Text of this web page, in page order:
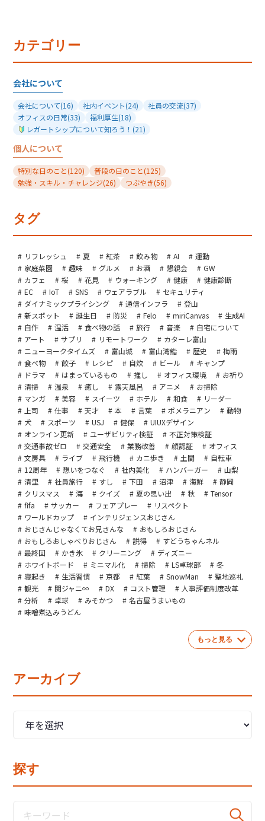
カテゴリー
会社について
会社について(16) 社内イベント(24) 社員の交流(37)
オフィスの日常(33) 福利厚生(18)
レガートシップについて知ろう！ (21)
個人について
特別な日のこと(120) 普段の日のこと(125)
勉強・スキル・チャレンジ(26) つぶやき(56)
タグ
リフレッシュ 夏 紅茶 飲み物 AI
運動
家庭菜園
趣味 グルメ お酒 懇親会
GW
カフェ
桜 花見 ウォーキング 健康
健康診断
EC
IoT SNS ウェアラブル
セキュリティ
ダイナミックプライシング
通信インフラ
登山
新スポット
誕生日 防災 Felo miriCanvas
生成AI
自作
温活 食べ物の話 旅行 音楽
自宅について
アート
サプリ リモートワーク
カターレ富山
ニューヨークタイムズ
富山城 富山湾鮨 歴史
梅雨
食べ物
餃子 レシピ 自炊 ビール
キャンプ
ドラマ
はまっているもの 推し オフィス環境
お祈り
清掃
温泉 癒し 露天風呂 アニメ
お掃除
マンガ
美容 スイーツ ホテル 和食
リーダー
上司
仕事 天才 本 言葉 ポメラニアン
動物
犬
スポーツ USJ 健保
UIUXデザイン
オンライン更新
ユーザビリティ検証
不正対策検証
交通事故ゼロ
交通安全 業務改善 顔認証
オフィス
文房具
ライブ 飛行機 カニ歩き 土間
自転車
12周年
想いをつなぐ 社内美化 ハンバーガー
山梨
清里
社員旅行 すし 下田 沼津 海鮮
静岡
クリスマス
海 クイズ 夏の思い出 秋
Tensor
fifa
サッカー フェアプレー
リスペクト
ワールドカップ
インテリジェンスおじさん
おじさんじゃなくてお兄さんな
おもしろおじさん
おもしろおしゃべりおじさん
説得
すどうちゃんネル
最終回
かき氷 クリーニング
ディズニー
ホワイトボード
ミニマル化 掃除 LS卓球部
冬
寝起き
生活習慣 京都 紅葉 SnowMan
聖地巡礼
観光
関ジャニ∞ DX コスト管理
人事評価制度改革
分析
卓球 みそかつ
名古屋うまいもの
味噌煮込みうどん
もっと見る
アーカイブ
探す